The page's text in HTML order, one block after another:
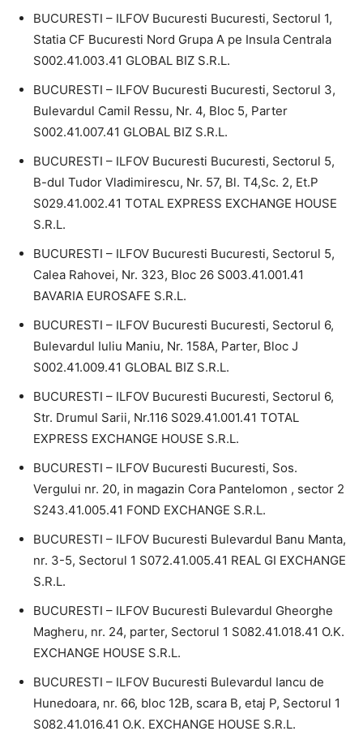
BUCURESTI – ILFOV Bucuresti Bucuresti, Sectorul 1,
Statia CF Bucuresti Nord Grupa A pe Insula Centrala
S002.41.003.41 GLOBAL BIZ S.R.L.
BUCURESTI – ILFOV Bucuresti Bucuresti, Sectorul 3,
Bulevardul Camil Ressu, Nr. 4, Bloc 5, Parter
S002.41.007.41 GLOBAL BIZ S.R.L.
BUCURESTI – ILFOV Bucuresti Bucuresti, Sectorul 5,
B-dul Tudor Vladimirescu, Nr. 57, Bl. T4,Sc. 2, Et.P
S029.41.002.41 TOTAL EXPRESS EXCHANGE HOUSE
S.R.L.
BUCURESTI – ILFOV Bucuresti Bucuresti, Sectorul 5,
Calea Rahovei, Nr. 323, Bloc 26 S003.41.001.41
BAVARIA EUROSAFE S.R.L.
BUCURESTI – ILFOV Bucuresti Bucuresti, Sectorul 6,
Bulevardul Iuliu Maniu, Nr. 158A, Parter, Bloc J
S002.41.009.41 GLOBAL BIZ S.R.L.
BUCURESTI – ILFOV Bucuresti Bucuresti, Sectorul 6,
Str. Drumul Sarii, Nr.116 S029.41.001.41 TOTAL
EXPRESS EXCHANGE HOUSE S.R.L.
BUCURESTI – ILFOV Bucuresti Bucuresti, Sos.
Vergului nr. 20, in magazin Cora Pantelomon , sector 2
S243.41.005.41 FOND EXCHANGE S.R.L.
BUCURESTI – ILFOV Bucuresti Bulevardul Banu Manta,
nr. 3-5, Sectorul 1 S072.41.005.41 REAL GI EXCHANGE
S.R.L.
BUCURESTI – ILFOV Bucuresti Bulevardul Gheorghe
Magheru, nr. 24, parter, Sectorul 1 S082.41.018.41 O.K.
EXCHANGE HOUSE S.R.L.
BUCURESTI – ILFOV Bucuresti Bulevardul Iancu de
Hunedoara, nr. 66, bloc 12B, scara B, etaj P, Sectorul 1
S082.41.016.41 O.K. EXCHANGE HOUSE S.R.L.